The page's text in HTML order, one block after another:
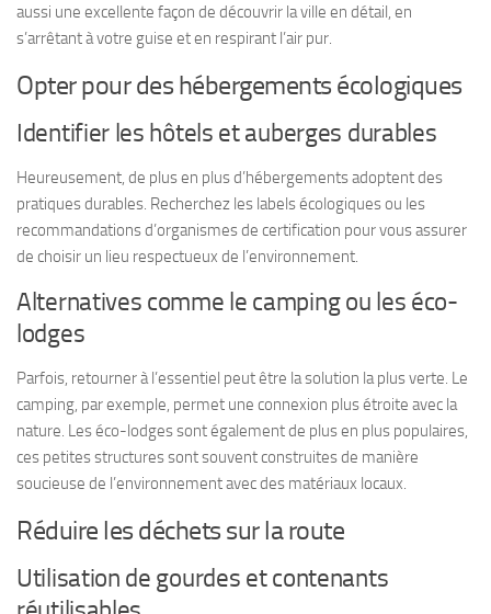
aussi une excellente façon de découvrir la ville en détail, en
s’arrêtant à votre guise et en respirant l’air pur.
Opter pour des hébergements écologiques
Identifier les hôtels et auberges durables
Heureusement, de plus en plus d’hébergements adoptent des
pratiques durables. Recherchez les labels écologiques ou les
recommandations d’organismes de certification pour vous assurer
de choisir un lieu respectueux de l’environnement.
Alternatives comme le camping ou les éco-
lodges
Parfois, retourner à l’essentiel peut être la solution la plus verte. Le
camping, par exemple, permet une connexion plus étroite avec la
nature. Les éco-lodges sont également de plus en plus populaires,
ces petites structures sont souvent construites de manière
soucieuse de l’environnement avec des matériaux locaux.
Réduire les déchets sur la route
Utilisation de gourdes et contenants